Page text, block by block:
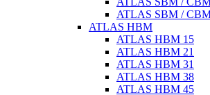
ATLAS SBM /
ATLAS HBM
ATLAS HBM 15
ATLAS HBM 21
ATLAS HBM 31
ATLAS HBM 38
ATLAS HBM 45